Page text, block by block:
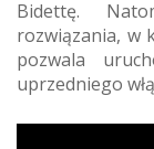
Bidettę.
rozwiązania, w
pozwala
uprzedniego